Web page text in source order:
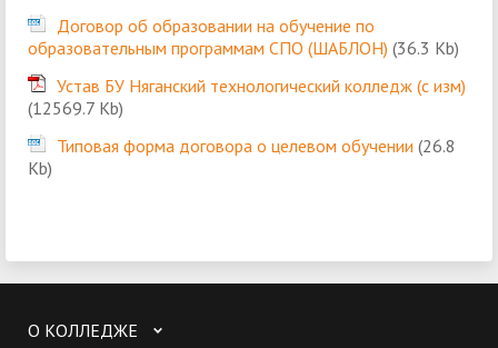
Договор об образовании на обучение по
образовательным программам СПО (ШАБЛОН) (36.3 Kb)
Устав БУ Няганский технологический колледж (с изм)
(12569.7 Kb)
Типовая форма договора о целевом обучении (26.8
Kb)
О КОЛЛЕДЖЕ